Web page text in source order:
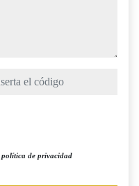
política de privacidad